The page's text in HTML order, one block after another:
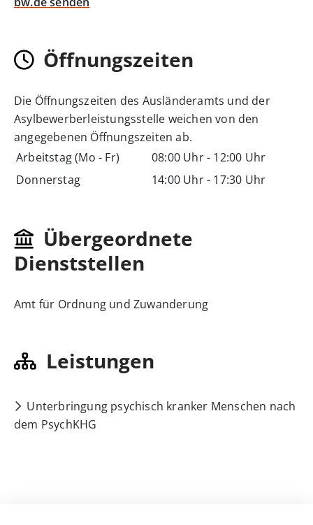
Öffnungszeiten
Die Öffnungszeiten des Ausländeramts und der
Asylbewerberleistungsstelle weichen von den
angegebenen Öffnungszeiten ab.
Arbeitstag (Mo - Fr)
08:00 Uhr- 12:00 Uhr
Donnerstag
14:00 Uhr- 17:30 Uhr
Übergeordnete
Dienststellen
Amt für Ordnung und Zuwanderung
Leistungen
Unterbringung psychisch kranker Menschen nach
dem PsychKHG